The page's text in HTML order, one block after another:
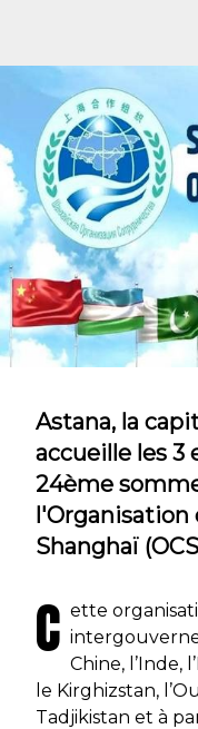
Astana, la
accueille les 3
24ème
l'Organisation
Shanghaï
C ette
Chine, l’Inde,
le Kirghizstan,
Tadjikistan et à